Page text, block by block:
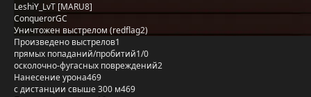
LeshiY_LvT [MARU8]
ConquerorGC
Уничтожен выстрелом (redflag2)
Произведено выстрелов1
прямых попаданий/пробитий1/0
осколочно-фугасных повреждений2
Нанесение урона469
с дистанции свыше 300 м469